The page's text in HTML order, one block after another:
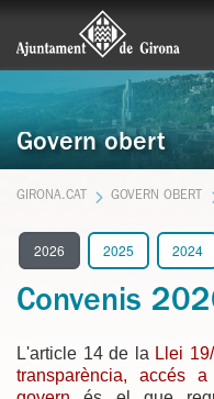
Govern obert
GIRONA.CAT GOVERN OBERT
2026 2025 2024
Convenis
L'article 14 de la Llei
transparència, accés